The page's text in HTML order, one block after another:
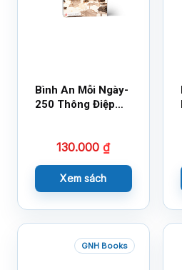
Bình An Mỗi Ngày-
250 Thông Điệp
130.000₫
Xem sách
GNH Books